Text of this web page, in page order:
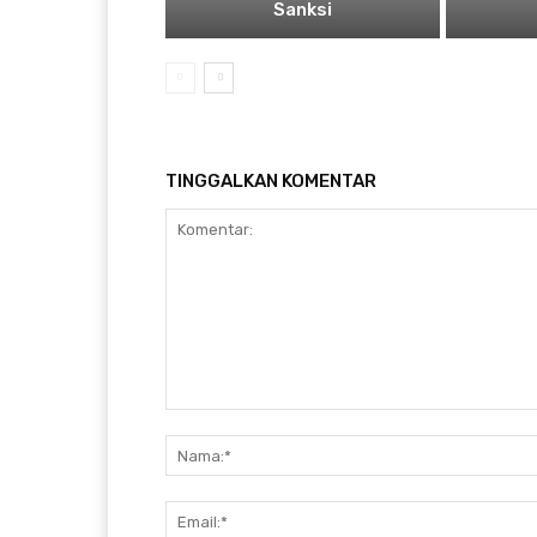
Sanksi
TINGGALKAN KOMENTAR